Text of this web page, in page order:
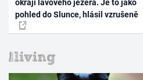
okraji lávového jezera. Je to jako
pohled do Slunce, hlásil vzrušeně